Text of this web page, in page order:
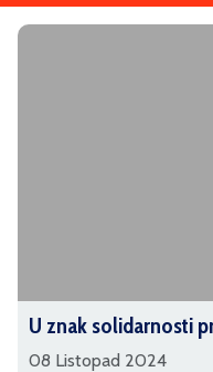
U znak solidarnosti
08 Listopad 2024